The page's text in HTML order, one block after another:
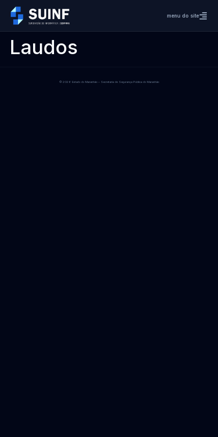
menu do site
Laudos
© 2026 Estado do Maranhão – Secretaria de Segurança Pública do Maranhão